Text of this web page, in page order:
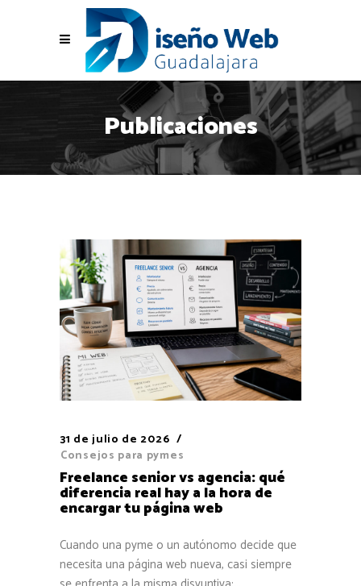
Publicaciones
31 de julio de 2026
Consejos para pymes
Freelance senior vs agencia: qué
diferencia real hay a la hora de
encargar tu página web
Cuando una pyme o un autónomo decide que
necesita una página web nueva, casi siempre